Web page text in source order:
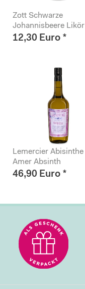
Zott Schwarze
Johannisbeere Likör
12,30 Euro *
Lemercier Abisinthe
Amer Absinth
46,90 Euro *